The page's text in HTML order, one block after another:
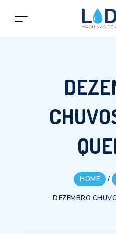
HOME /
DEZEMBRO